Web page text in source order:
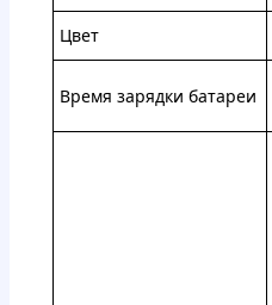
Цвет
Время зарядки батареи